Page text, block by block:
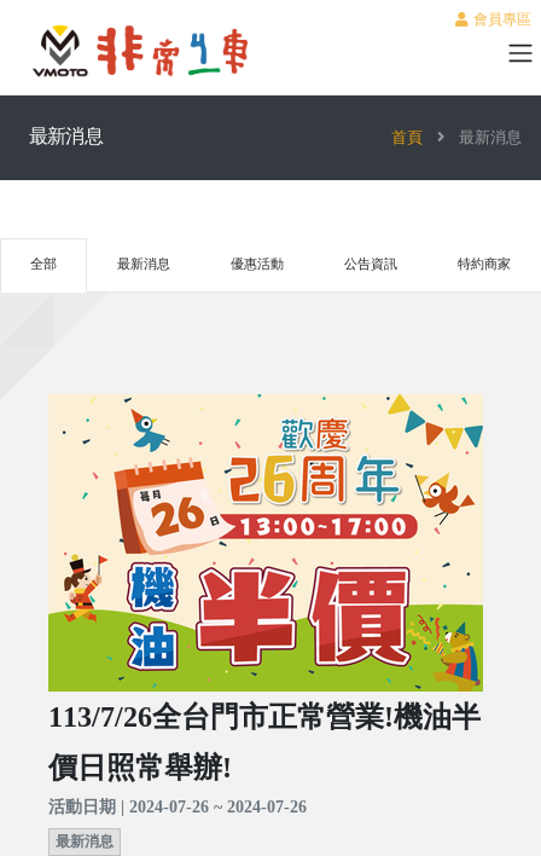
會員專區
最新消息 首頁 最新消息
全部 最新消息 優惠活動 公告資訊 特約商家
113/7/26全台門市正常營業!機油半
價日照常舉辦!
活動日期 | 2024-07-26 ~ 2024-07-26
最新消息